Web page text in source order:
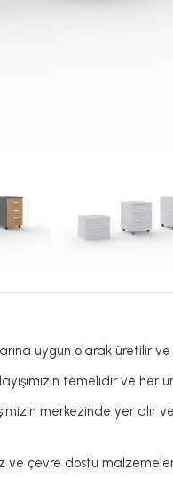
uygun olarak üretilir ve
temelidir ve her
merkezinde yer alır
ve çevre dostu